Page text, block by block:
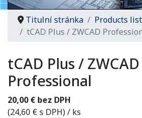
Titulní stránka
Products
tCAD Plus / ZWCAD
tCAD Plus / ZWCAD
Professional
20,00 € bez DPH
(24,60 € s DPH)/ ks